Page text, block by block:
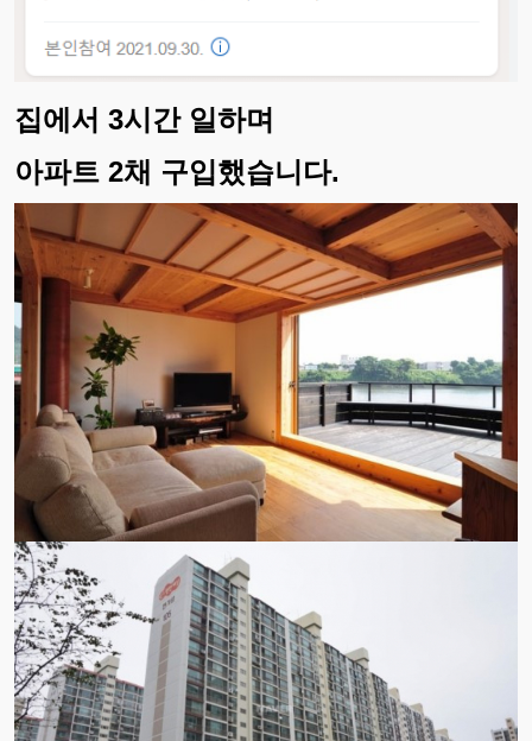
집에서 3시간 일하며
아파트 2채 구입했습니다.